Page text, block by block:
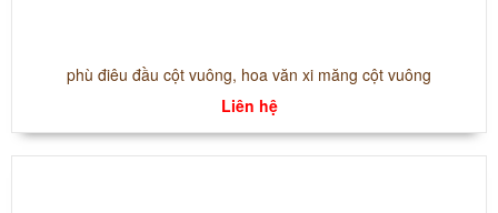
phù điêu đầu cột vuông, hoa văn xi măng cột vuông
Liên hệ